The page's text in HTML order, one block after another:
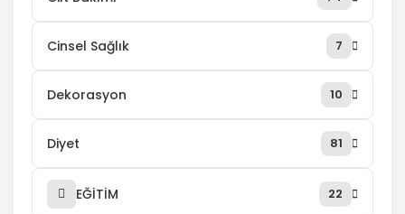
Cinsel Sağlık 7
Dekorasyon 10
Diyet 81
EĞİTİM 22